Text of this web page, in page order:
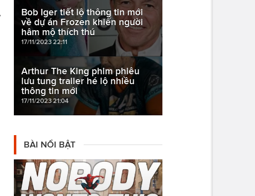
Bob Iger tiết lộ thông tin mới
về dự án Frozen khiến người
hâm mộ thích thú
17/11/2023 22:11
Arthur The King phim phiêu
lưu tung trailer hé lộ nhiều
thông tin mới
17/11/2023 21:04
BÀI NỔI BẬT